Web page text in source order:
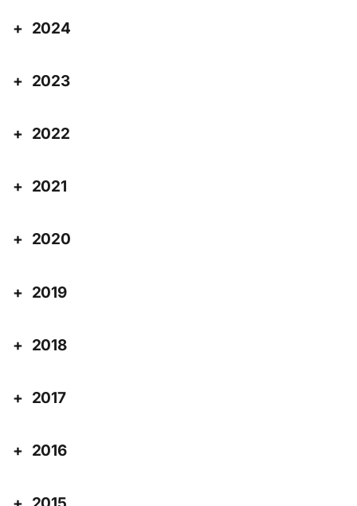
2024
2023
2022
2021
2020
2019
2018
2017
2016